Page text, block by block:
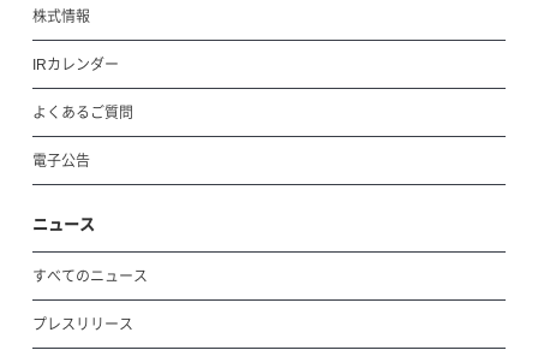
株式情報
IRカレンダー
よくあるご質問
電子公告
ニュース
すべてのニュース
プレスリリース